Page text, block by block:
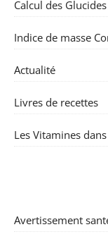
Calcul des Glucides
Indice de masse
Actualité
Livres de recettes
Les Vitamines
Avertissement